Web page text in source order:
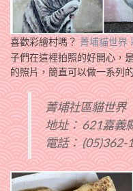
喜歡彩繪村嗎？菁埔貓世界
子們在這裡拍照的好開心，
的照片，簡直可以做一系列
菁埔社區貓世界
地址： 621嘉義
電話： (05)362-